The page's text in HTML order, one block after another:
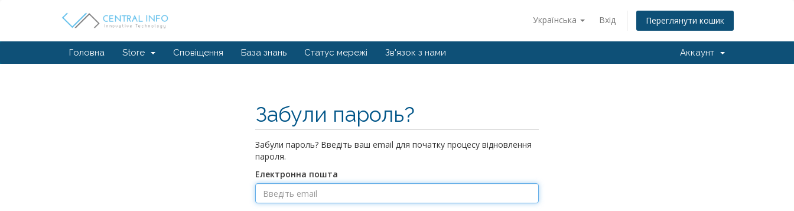
Українська Вхід Переглянути кошик
Головна Store Сповіщення База знань Статус мережі Зв'язок з нами Аккаунт
Забули пароль?
Забули пароль? Введіть ваш email для початку процесу відновлення
пароля.
Електронна пошта